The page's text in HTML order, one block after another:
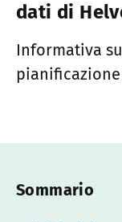
dati di
Informativa
Sommario